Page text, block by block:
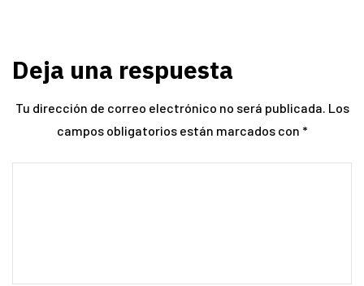
Deja una respuesta
Tu dirección de correo electrónico no será publicada. Los
campos obligatorios están marcados con *